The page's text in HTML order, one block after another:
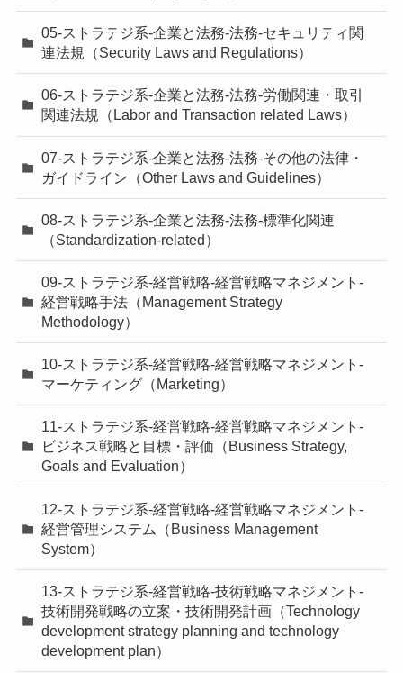
05-ストラテジ系-企業と法務-法務-セキュリティ関
連法規（Security Laws and Regulations）
06-ストラテジ系-企業と法務-法務-労働関連・取引
関連法規（Labor and Transaction related Laws）
07-ストラテジ系-企業と法務-法務-その他の法律・
ガイドライン（Other Laws and Guidelines）
08-ストラテジ系-企業と法務-法務-標準化関連
（Standardization-related）
09-ストラテジ系-経営戦略-経営戦略マネジメント-
経営戦略手法（Management Strategy
Methodology）
10-ストラテジ系-経営戦略-経営戦略マネジメント-
マーケティング（Marketing）
11-ストラテジ系-経営戦略-経営戦略マネジメント-
ビジネス戦略と目標・評価（Business Strategy,
Goals and Evaluation）
12-ストラテジ系-経営戦略-経営戦略マネジメント-
経営管理システム（Business Management
System）
13-ストラテジ系-経営戦略-技術戦略マネジメント-
技術開発戦略の立案・技術開発計画（Technology
development strategy planning and technology
development plan）